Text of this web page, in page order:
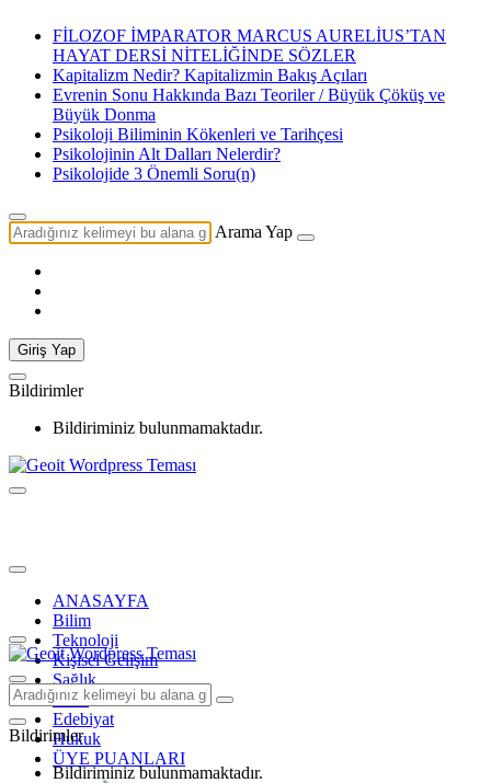
FİLOZOF İMPARATOR MARCUS AURELİUS’TAN
HAYAT DERSİ NİTELİĞİNDE SÖZLER
Kapitalizm Nedir? Kapitalizmin Bakış Açıları
Evrenin Sonu Hakkında Bazı Teoriler / Büyük Çöküş ve
Büyük Donma
Psikoloji Biliminin Kökenleri ve Tarihçesi
Psikolojinin Alt Dalları Nelerdir?
Psikolojide 3 Önemli Soru(n)
Arama Yap
Giriş Yap
Bildirimler
Bildiriminiz bulunmamaktadır.
ANASAYFA
Bilim
Teknoloji
Kişisel Gelişim
Sağlık
Tarih
Edebiyat
Hukuk
ÜYE PUANLARI
Bildirimler
Bildiriminiz bulunmamaktadır.